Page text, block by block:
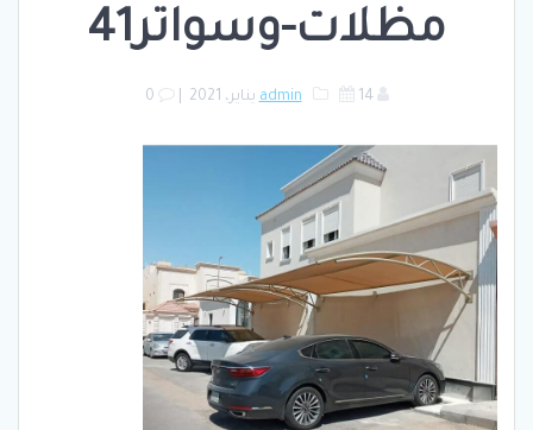
مظلات-وسواتر41
admin 14 يناير، 2021 0